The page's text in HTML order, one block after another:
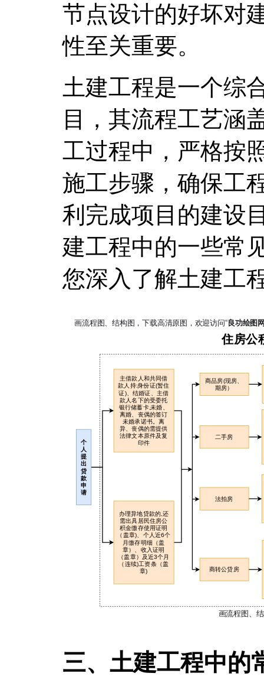
节点设计的好坏对
性至关重要。
土建工程是一个综
目，其流程工艺涵
工过程中，严格按
施工步骤，确保工
利完成项目的建设
建工程中的一些常
您深入了解土建工
三、土建工程中的